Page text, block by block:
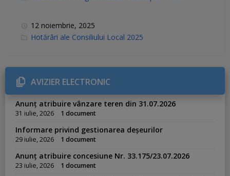
12 noiembrie, 2025
C
r
i
e
s
Hotărâri ale Consiliului Local 2025
AVIZIER ELECTRONIC
Anunț atribuire vânzare teren din 31.07.2026
31 iulie, 2026 1 document
Informare privind gestionarea deșeurilor
29 iulie, 2026 1 document
Anunț atribuire concesiune Nr. 33.175/23.07.2026
23 iulie, 2026 1 document